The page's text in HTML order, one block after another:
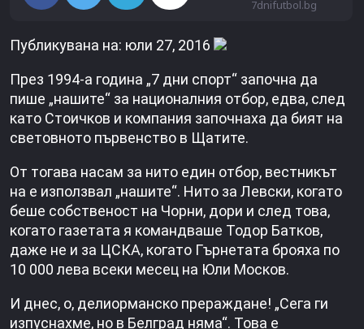
7dnifutbol.bg
Публикувана на: юли 27, 2016
През 1994-а година „7 дни спорт“ започна да
пише „нашите“ за националния отбор, едва, след
като Стоичков и компания започнаха да бият на
световното първенство в Щатите.
От тогава насам за нито един отбор, вестникът
на е използвал „нашите“. Нито за Левски, когато
беше собственост на Чорни, дори и след това,
когато газетата я командваше Тодор Батков,
даже не и за ЦСКА, когато Гърнетата брояха по
10 000 лева всеки месец на Юли Москов.
И днес, о, делиорманско прераждане! „Сега ги
изпуснахме, но в Белград няма“. Това е